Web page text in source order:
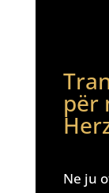
për
Ne ju